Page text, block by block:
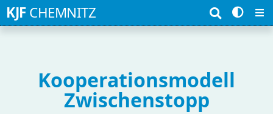
KJF CHEMNITZ Suchbegriffe
Kooperationsmodell
Zwischenstopp